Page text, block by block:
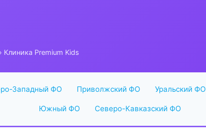
Клиника Premium Kids
Западный ФО Приволжский ФО Уральский ФО
Южный ФО Северо-Кавказский ФО